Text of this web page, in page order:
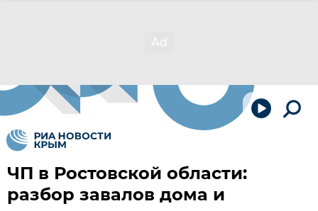
ЧП в Ростовской области:
разбор завалов дома и